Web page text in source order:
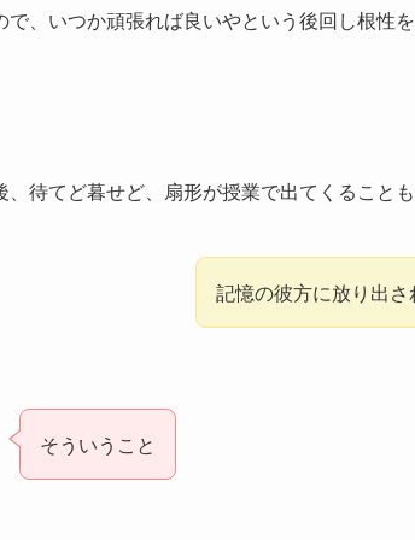
で、いつか頑張れば良いやという後回し根性
、待てど暮せど、扇形が授業で出てくるこ
記憶の彼方に放り出さ
そういうこと